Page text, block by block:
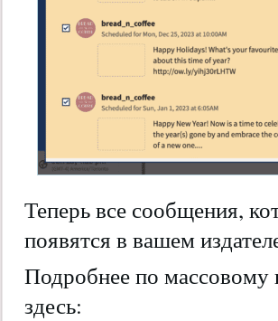
Теперь все сообщения,
появятся в вашем
Подробнее по
здесь: